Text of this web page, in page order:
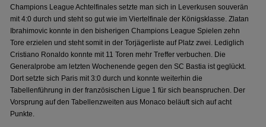
Champions League Achtelfinales setzte man sich in Leverkusen souverän
mit 4:0 durch und steht so gut wie im Viertelfinale der Königsklasse. Zlatan
Ibrahimovic konnte in den bisherigen Champions League Spielen zehn
Tore erzielen und steht somit in der Torjägerliste auf Platz zwei. Lediglich
Cristiano Ronaldo konnte mit 11 Toren mehr Treffer verbuchen. Die
Generalprobe am letzten Wochenende gegen den SC Bastia ist geglückt.
Dort setzte sich Paris mit 3:0 durch und konnte weiterhin die
Tabellenführung in der französischen Ligue 1 für sich beanspruchen. Der
Vorsprung auf den Tabellenzweiten aus Monaco beläuft sich auf acht
Punkte.